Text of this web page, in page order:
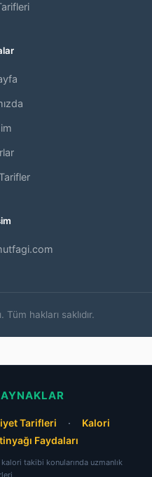
hakları saklıdır.
Tarifleri ·
Kalori
Faydaları
takibi konularında uzmanlık